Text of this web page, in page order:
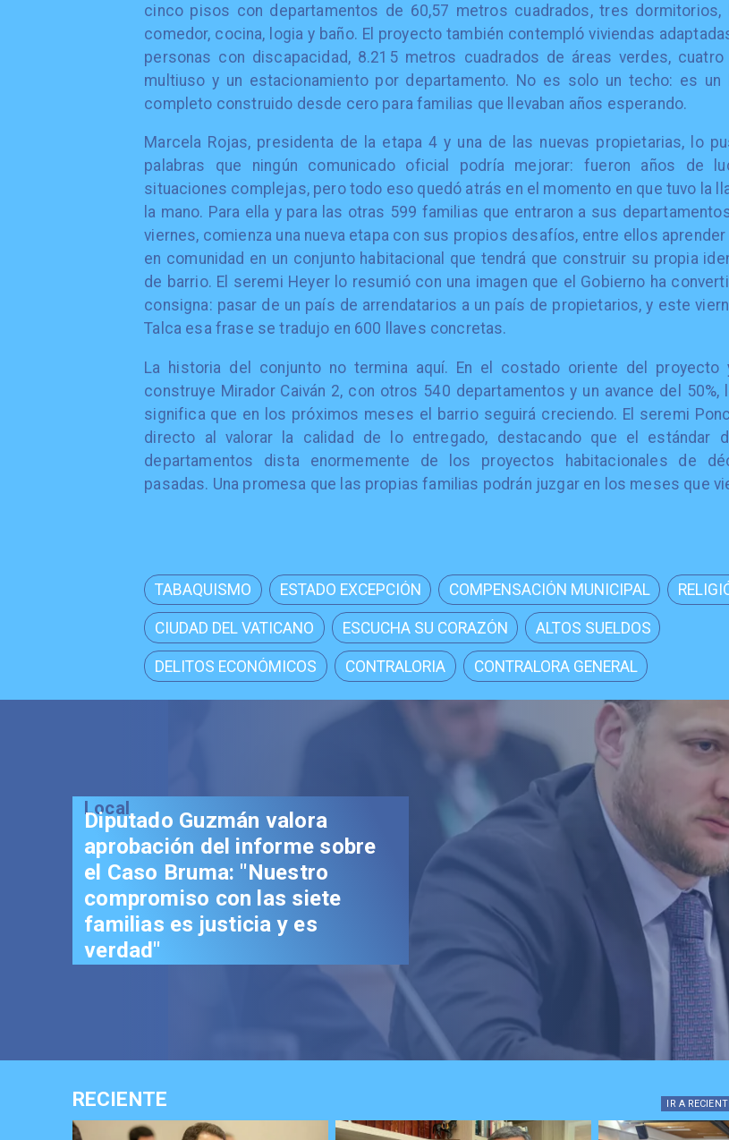
cinco pisos con departamentos de 60,57 metros cuadrados, tres dormitorios,
comedor, cocina, logia y baño. El proyecto también contempló viviendas
personas con discapacidad, 8.215 metros cuadrados de áreas verdes, cuatro
multiuso y un estacionamiento por departamento. No es solo un techo: es un
completo construido desde cero para familias que llevaban años esperando.
Marcela Rojas, presidenta de la etapa 4 y una de las nuevas propietarias, lo
palabras que ningún comunicado oficial podría mejorar: fueron años de
situaciones complejas, pero todo eso quedó atrás en el momento en que tuvo la
la mano. Para ella y para las otras 599 familias que entraron a sus
viernes, comienza una nueva etapa con sus propios desafíos, entre ellos aprender
en comunidad en un conjunto habitacional que tendrá que construir su propia
de barrio. El seremi Heyer lo resumió con una imagen que el Gobierno ha
consigna: pasar de un país de arrendatarios a un país de propietarios, y este
Talca esa frase se tradujo en 600 llaves concretas.
La historia del conjunto no termina aquí. En el costado oriente del proyecto
construye Mirador Caiván 2, con otros 540 departamentos y un avance del 50%,
significa que en los próximos meses el barrio seguirá creciendo. El seremi
directo al valorar la calidad de lo entregado, destacando que el estándar
departamentos dista enormemente de los proyectos habitacionales de
pasadas. Una promesa que las propias familias podrán juzgar en los meses que
TABAQUISMO ESTADO EXCEPCIÓN COMPENSACIÓN MUNICIPAL
CIUDAD DEL VATICANO ESCUCHA SU CORAZÓN ALTOS SUELDOS
DELITOS ECONÓMICOS CONTRALORIA CONTRALORA GENERAL
Local
Senador Vial celebra
aprobación del proyecto de
Reconstrucción: "Es un hito
trascendental en beneficio de
los chilenos"
RECIENTE IR A